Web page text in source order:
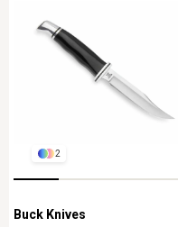
2
Buck Knives